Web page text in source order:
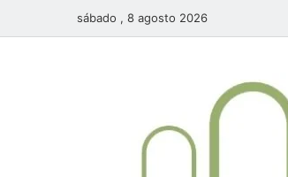
sábado , 8 agosto 2026